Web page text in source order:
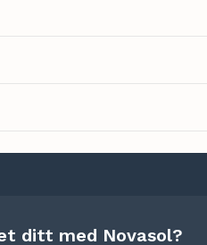
ditt med Novasol?